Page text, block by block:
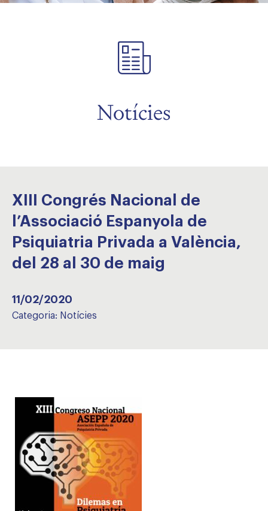
Notícies
XIII Congrés Nacional de
l’Associació Espanyola de
Psiquiatria Privada a València,
del 28 al 30 de maig
11/02/2020
Categoria: Notícies